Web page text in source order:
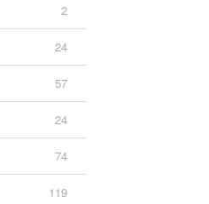
2
24
57
24
74
119